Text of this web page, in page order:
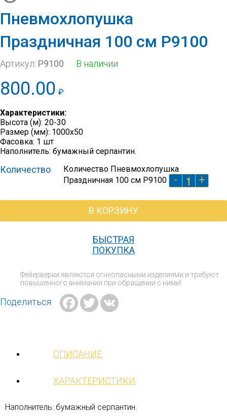
Пневмохлопушка
Праздничная 100 см Р9100
Артикул: Р9100 В наличии
800.00 ₽
Характеристики:
Высота (м): 20-30
Размер (мм): 1000х50
Фасовка: 1 шт
Наполнитель: бумажный серпантин.
Количество
Количество Пневмохлопушка
Праздничная 100 см Р9100
- +
В КОРЗИНУ
БЫСТРАЯ
ПОКУПКА
Фейерверки являются огнеопасными изделиями и требуют
повышенного внимания при обращении с ними!
Поделиться Facebook
Twitter
ОПИСАНИЕ
ХАРАКТЕРИСТИКИ
Наполнитель: бумажный серпантин.